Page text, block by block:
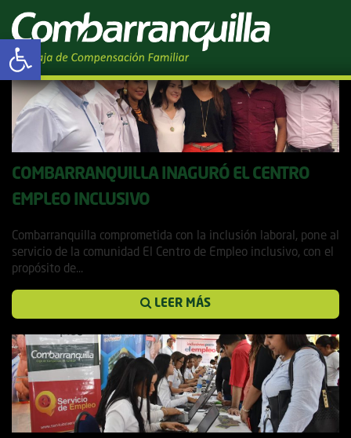
Abrir barra de herramientas
Tag Archives: Inclusión
COMBARRANQUILLA INAGURÓ EL CENTRO
EMPLEO INCLUSIVO
Combarranquilla comprometida con la inclusión laboral, pone al
servicio de la comunidad El Centro de Empleo inclusivo, con el
propósito de...
LEER MÁS